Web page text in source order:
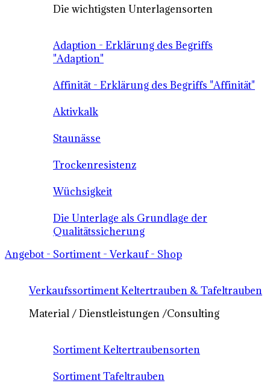
Die wichtigsten Unterlagensorten
Adaption - Erklärung des Begriffs
"Adaption"
Affinität - Erklärung des Begriffs "Affinität"
Aktivkalk
Staunässe
Trockenresistenz
Wüchsigkeit
Die Unterlage als Grundlage der
Qualitätssicherung
Angebot - Sortiment - Verkauf - Shop
Verkaufssortiment Keltertrauben & Tafeltrauben
Material / Dienstleistungen /Consulting
Sortiment Keltertraubensorten
Sortiment Tafeltrauben